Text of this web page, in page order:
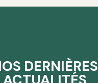
DERNIÈRES